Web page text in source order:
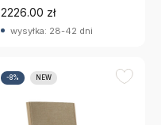
2226.00 zł
wysyłka: 28-42 dni
-8% NEW